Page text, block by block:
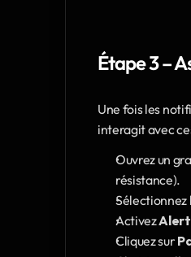
Étape 3 –
Une fois les
interagit avec
Ouvrez un
résistance).
Sélectionnez
Activez
Cliquez sur